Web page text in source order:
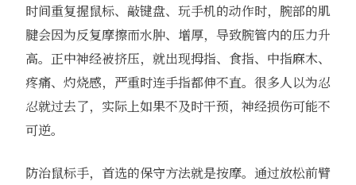
时间重复握鼠标、敲键盘、玩手机的动作时，腕部的肌
腱会因为反复摩擦而水肿、增厚，导致腕管内的压力升
高。正中神经被挤压，就出现拇指、食指、中指麻木、
疼痛、灼烧感，严重时连手指都伸不直。很多人以为忍
忍就过去了，实际上如果不及时干预，神经损伤可能不
可逆。
防治鼠标手，首选的保守方法就是按摩。通过放松前臂